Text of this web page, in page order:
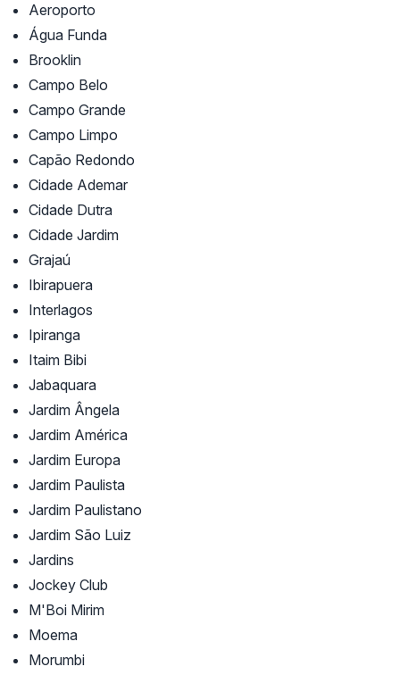
Aeroporto
Água Funda
Brooklin
Campo Belo
Campo Grande
Campo Limpo
Capão Redondo
Cidade Ademar
Cidade Dutra
Cidade Jardim
Grajaú
Ibirapuera
Interlagos
Ipiranga
Itaim Bibi
Jabaquara
Jardim Ângela
Jardim América
Jardim Europa
Jardim Paulista
Jardim Paulistano
Jardim São Luiz
Jardins
Jockey Club
M'Boi Mirim
Moema
Morumbi